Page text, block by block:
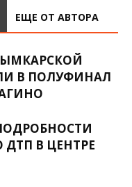
ЕЩЕ ОТ АВТОРА
В ПОЛУФИНАЛ
ДТП В ЦЕНТРЕ